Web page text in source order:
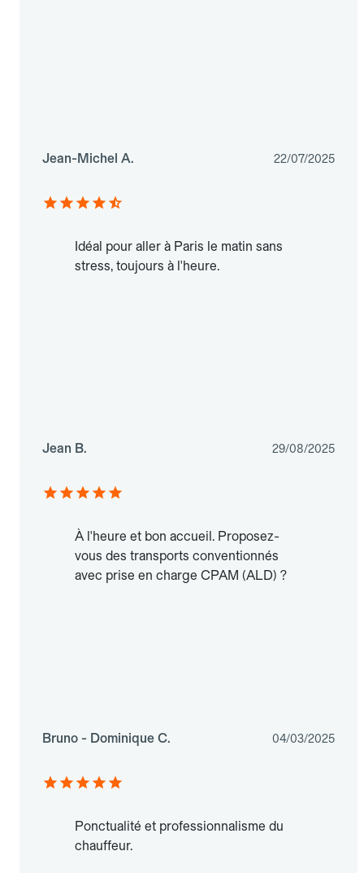
Jean-Michel A. 22/07/2025
Idéal pour aller à Paris le matin sans
stress, toujours à l'heure.
Jean B. 29/08/2025
À l'heure et bon accueil. Proposez-
vous des transports conventionnés
avec prise en charge CPAM (ALD) ?
Bruno - Dominique C. 04/03/2025
Ponctualité et professionnalisme du
chauffeur.